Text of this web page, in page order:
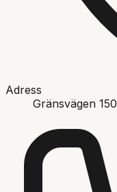
Adress
Gränsvägen 150